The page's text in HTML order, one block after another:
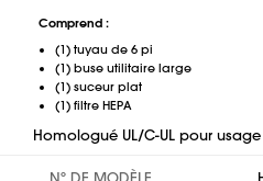
Comprend :
(1) tuyau de 6 pi
(1) buse utilitaire large
(1) suceur plat
(1) filtre HEPA
Homologué UL/C-UL pour
Nº DE MODÈLE